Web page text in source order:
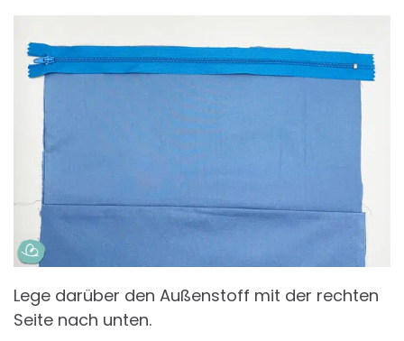
Lege darüber den Außenstoff mit der rechten
Seite nach unten.